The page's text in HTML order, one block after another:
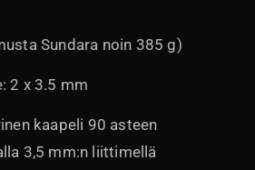
Sundara noin 385 g)
2 x 3.5 mm
kaapeli 90 asteen
3,5 mm:n liittimellä